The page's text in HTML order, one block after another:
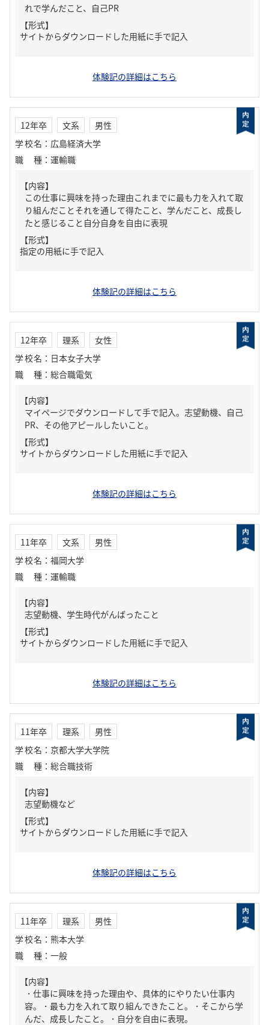
れで学んだこと、自己PR
【形式】
サイトからダウンロードした用紙に手で記入
体験記の詳細はこちら
12年卒 文系
男性
学校名 ： 広島経済大学
職種 ： 運輸職
【内容】
この仕事に興味を持った理由これまでに最も力を入れて取
り組んだことそれを通して得たこと、学んだこと、成長し
たと感じること自分自身を自由に表現
【形式】
指定の用紙に手で記入
体験記の詳細はこちら
12年卒 理系
女性
学校名 ： 日本女子大学
職種 ： 総合職電気
【内容】
マイページでダウンロードして手で記入。志望動機、自己
PR、その他アピールしたいこと。
【形式】
サイトからダウンロードした用紙に手で記入
体験記の詳細はこちら
11年卒 文系
男性
学校名 ： 福岡大学
職種 ： 運輸職
【内容】
志望動機、学生時代がんばったこと
【形式】
サイトからダウンロードした用紙に手で記入
体験記の詳細はこちら
11年卒 理系
男性
学校名 ： 京都大学大学院
職種 ： 総合職技術
【内容】
志望動機など
【形式】
サイトからダウンロードした用紙に手で記入
体験記の詳細はこちら
11年卒 理系
男性
学校名 ： 熊本大学
職種 ： 一般
【内容】
・仕事に興味を持った理由や、具体的にやりたい仕事内
容。・最も力を入れて取り組んできたこと。・そこから学
んだ、成長したこと。・自分を自由に表現。